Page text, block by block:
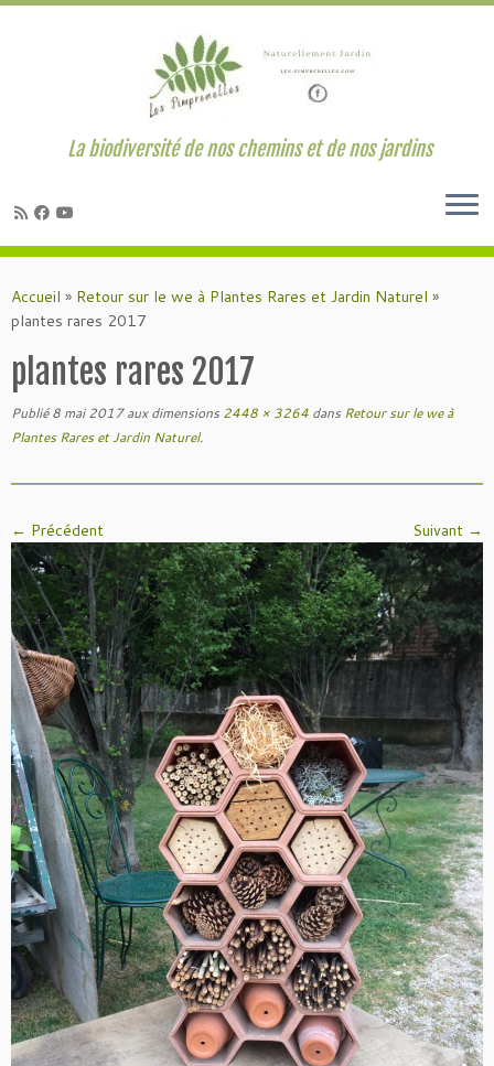
au
contenu
La biodiversité de nos chemins et de nos jardins
Accueil » Retour sur le we à Plantes Rares et Jardin Naturel »
plantes rares 2017
plantes rares 2017
Publié 8 mai 2017aux dimensions 2448 × 3264 dans Retour sur le we à
Plantes Rares et Jardin Naturel.
← Précédent Suivant →